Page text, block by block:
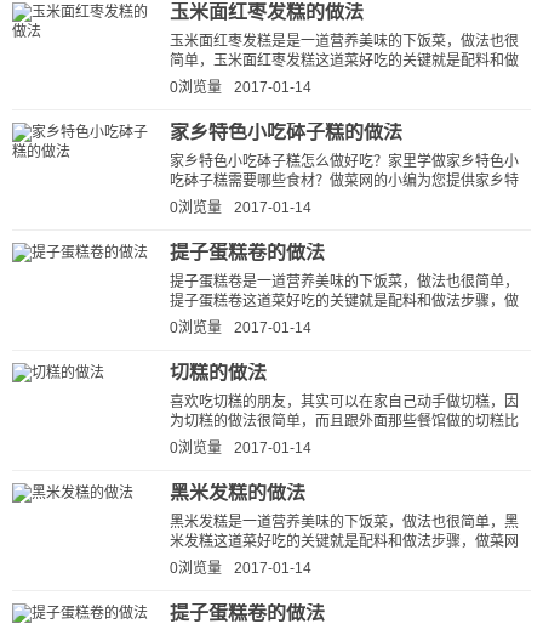
玉米面红枣发糕的做法
玉米面红枣发糕是是一道营养美味的下饭菜，做法也很
简单，玉米面红枣发糕这道菜好吃的关键就是配料和做
法步骤，做菜网小编就为大家详细...
0浏览量 2017-01-14
家乡特色小吃砵子糕的做法
家乡特色小吃砵子糕怎么做好吃？家里学做家乡特色小
吃砵子糕需要哪些食材？做菜网的小编为您提供家乡特
色小吃砵子糕的家常做法图解，让...
0浏览量 2017-01-14
提子蛋糕卷的做法
提子蛋糕卷是一道营养美味的下饭菜，做法也很简单，
提子蛋糕卷这道菜好吃的关键就是配料和做法步骤，做
菜网小编就为大家详细的介绍一下...
0浏览量 2017-01-14
切糕的做法
喜欢吃切糕的朋友，其实可以在家自己动手做切糕，因
为切糕的做法很简单，而且跟外面那些餐馆做的切糕比
起来，自己做的切糕又健康，吃起来更...
0浏览量 2017-01-14
黑米发糕的做法
黑米发糕是一道营养美味的下饭菜，做法也很简单，黑
米发糕这道菜好吃的关键就是配料和做法步骤，做菜网
小编就为大家详细的介绍一下黑米...
0浏览量 2017-01-14
提子蛋糕卷的做法